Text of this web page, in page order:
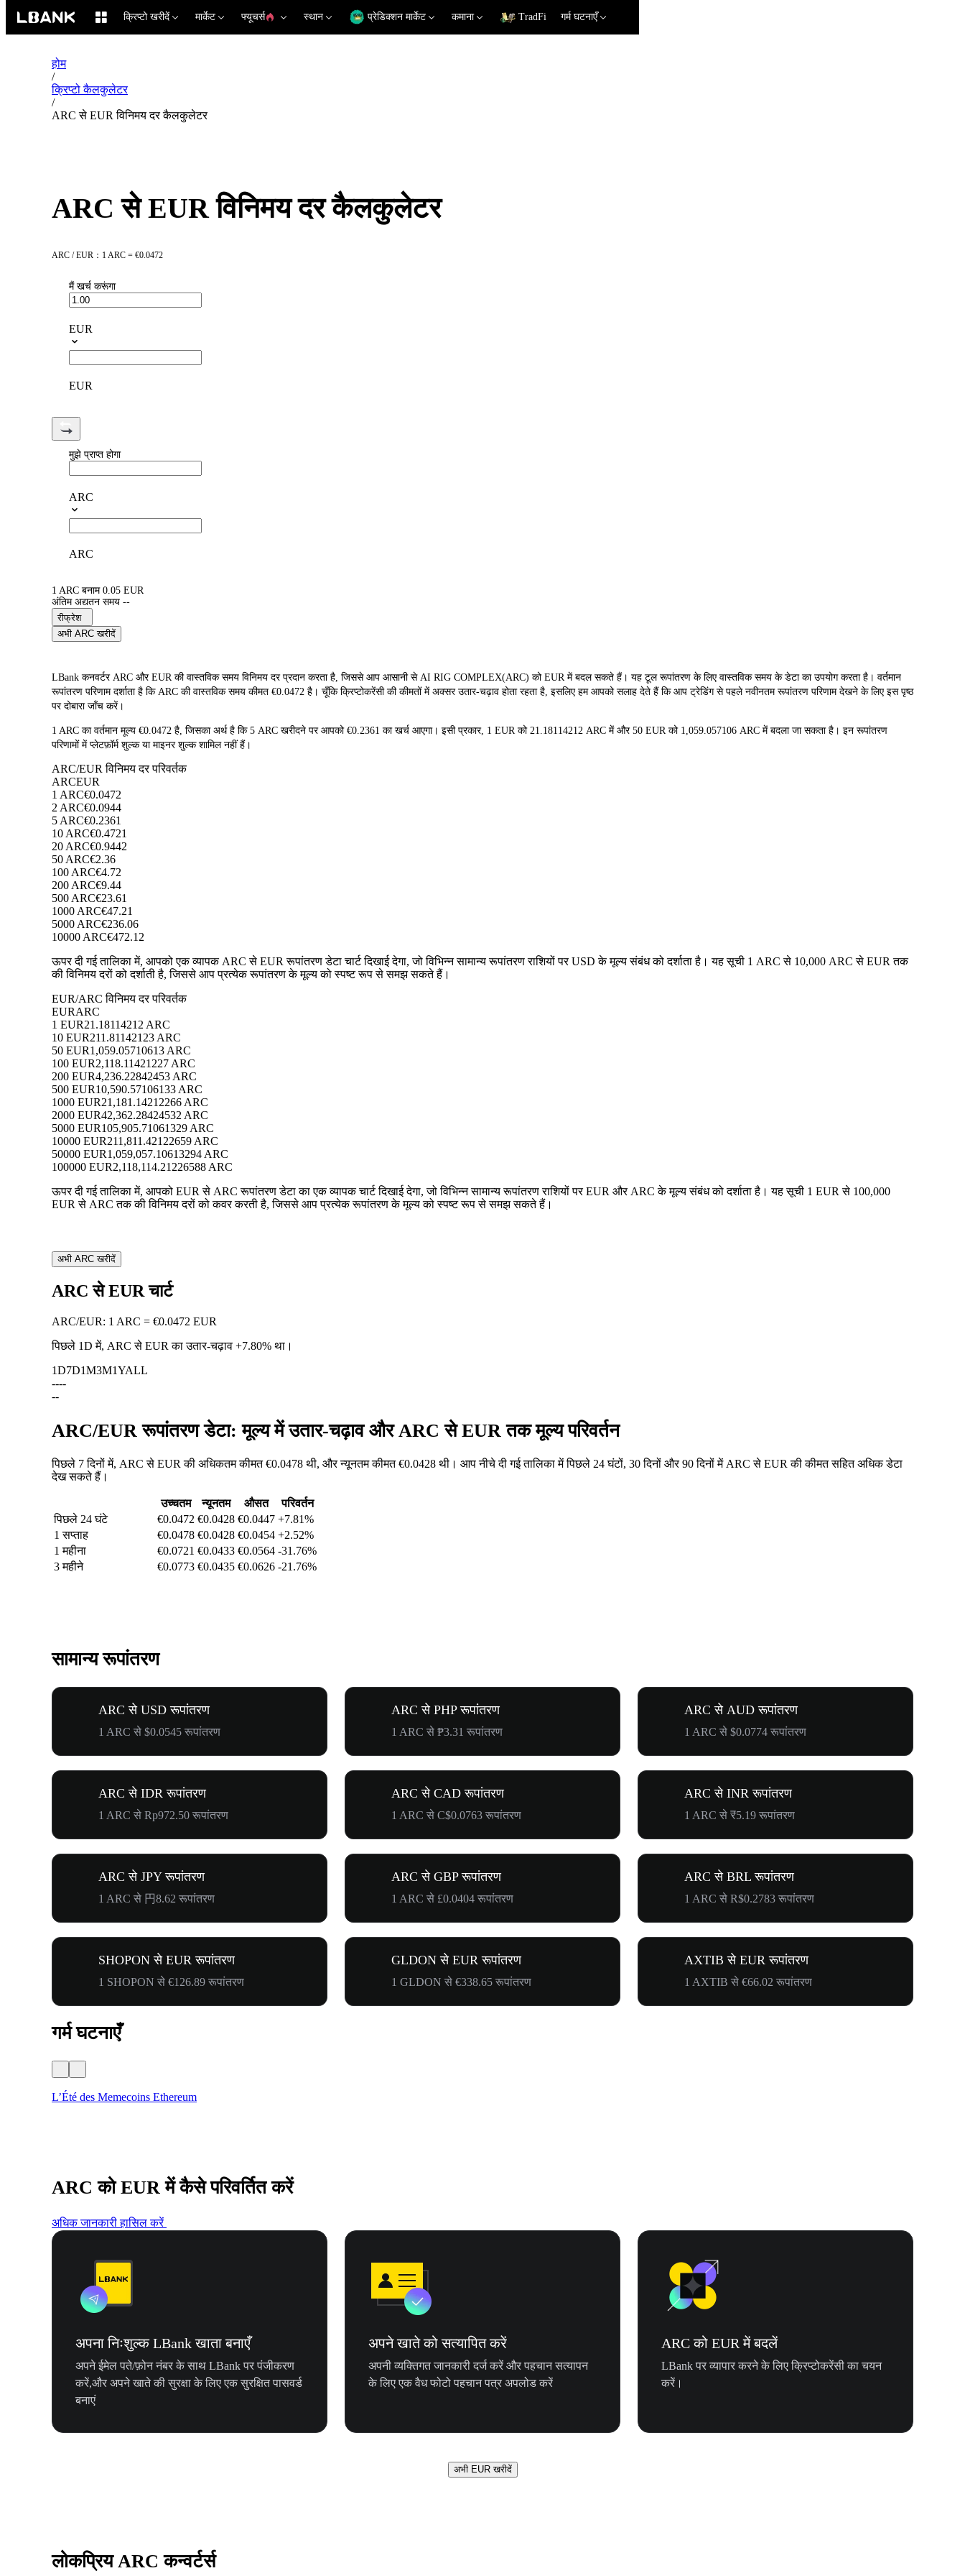
क्रिप्टो खरीदें मार्केट फ्यूचर्स स्थान प्रेडिक्शन मार्केट कमाना TradFi गर्म घटनाएँ
होम
/
क्रिप्टो कैलकुलेटर
/
ARC से EUR विनिमय दर कैलकुलेटर
ARC से EUR विनिमय दर कैलकुलेटर
ARC / EUR：1 ARC = €0.0472
मैं खर्च करूंगा
EUR
EUR
मुझे प्राप्त होगा
ARC
ARC
1 ARC बनाम 0.05 EUR
अंतिम अद्यतन समय --
रीफ्रेश
अभी ARC खरीदें
LBank कनवर्टर ARC और EUR की वास्तविक समय विनिमय दर प्रदान करता है, जिससे आप आसानी से AI RIG COMPLEX(ARC) को EUR में बदल सकते हैं। यह टूल रूपांतरण के लिए वास्तविक समय के डेटा का उपयोग करता है। वर्तमान
रूपांतरण परिणाम दर्शाता है कि ARC की वास्तविक समय कीमत €0.0472 है। चूँकि क्रिप्टोकरेंसी की कीमतों में अक्सर उतार-चढ़ाव होता रहता है, इसलिए हम आपको सलाह देते हैं कि आप ट्रेडिंग से पहले नवीनतम रूपांतरण परिणाम देखने के लिए इस पृष्ठ
पर दोबारा जाँच करें।
1 ARC का वर्तमान मूल्य €0.0472 है, जिसका अर्थ है कि 5 ARC खरीदने पर आपको €0.2361 का खर्च आएगा। इसी प्रकार, 1 EUR को 21.18114212 ARC में और 50 EUR को 1,059.057106 ARC में बदला जा सकता है। इन रूपांतरण
परिणामों में प्लेटफ़ॉर्म शुल्क या माइनर शुल्क शामिल नहीं हैं।
ARC/EUR विनिमय दर परिवर्तक
ARCEUR
1 ARC€0.0472
2 ARC€0.0944
5 ARC€0.2361
10 ARC€0.4721
20 ARC€0.9442
50 ARC€2.36
100 ARC€4.72
200 ARC€9.44
500 ARC€23.61
1000 ARC€47.21
5000 ARC€236.06
10000 ARC€472.12
ऊपर दी गई तालिका में, आपको एक व्यापक ARC से EUR रूपांतरण डेटा चार्ट दिखाई देगा, जो विभिन्न सामान्य रूपांतरण राशियों पर USD के मूल्य संबंध को दर्शाता है। यह सूची 1 ARC से 10,000 ARC से EUR तक
की विनिमय दरों को दर्शाती है, जिससे आप प्रत्येक रूपांतरण के मूल्य को स्पष्ट रूप से समझ सकते हैं।
EUR/ARC विनिमय दर परिवर्तक
EURARC
1 EUR21.18114212 ARC
10 EUR211.81142123 ARC
50 EUR1,059.05710613 ARC
100 EUR2,118.11421227 ARC
200 EUR4,236.22842453 ARC
500 EUR10,590.57106133 ARC
1000 EUR21,181.14212266 ARC
2000 EUR42,362.28424532 ARC
5000 EUR105,905.71061329 ARC
10000 EUR211,811.42122659 ARC
50000 EUR1,059,057.10613294 ARC
100000 EUR2,118,114.21226588 ARC
ऊपर दी गई तालिका में, आपको EUR से ARC रूपांतरण डेटा का एक व्यापक चार्ट दिखाई देगा, जो विभिन्न सामान्य रूपांतरण राशियों पर EUR और ARC के मूल्य संबंध को दर्शाता है। यह सूची 1 EUR से 100,000
EUR से ARC तक की विनिमय दरों को कवर करती है, जिससे आप प्रत्येक रूपांतरण के मूल्य को स्पष्ट रूप से समझ सकते हैं।
अभी ARC खरीदें
ARC से EUR चार्ट
ARC/EUR: 1 ARC = €0.0472 EUR
पिछले 1D में, ARC से EUR का उतार-चढ़ाव +7.80% था।
1D7D1M3M1YALL
----
--
ARC/EUR रूपांतरण डेटा: मूल्य में उतार-चढ़ाव और ARC से EUR तक मूल्य परिवर्तन
पिछले 7 दिनों में, ARC से EUR की अधिकतम कीमत €0.0478 थी, और न्यूनतम कीमत €0.0428 थी। आप नीचे दी गई तालिका में पिछले 24 घंटों, 30 दिनों और 90 दिनों में ARC से EUR की कीमत सहित अधिक डेटा
देख सकते हैं।
उच्चतम न्यूनतम औसत
परिवर्तन
पिछले 24 घंटे
€0.0472 €0.0428 €0.0447 +7.81%
1 सप्ताह
€0.0478 €0.0428 €0.0454 +2.52%
1 महीना
€0.0721 €0.0433 €0.0564 -31.76%
3 महीने
€0.0773 €0.0435 €0.0626 -21.76%
सामान्य रूपांतरण
ARC से USD रूपांतरण
1 ARC से $0.0545 रूपांतरण
ARC से PHP रूपांतरण
1 ARC से ₱3.31 रूपांतरण
ARC से AUD रूपांतरण
1 ARC से $0.0774 रूपांतरण
ARC से IDR रूपांतरण
1 ARC से Rp972.50 रूपांतरण
ARC से CAD रूपांतरण
1 ARC से C$0.0763 रूपांतरण
ARC से INR रूपांतरण
1 ARC से ₹5.19 रूपांतरण
ARC से JPY रूपांतरण
1 ARC से 円8.62 रूपांतरण
ARC से GBP रूपांतरण
1 ARC से £0.0404 रूपांतरण
ARC से BRL रूपांतरण
1 ARC से R$0.2783 रूपांतरण
SHOPON से EUR रूपांतरण
1 SHOPON से €126.89 रूपांतरण
GLDON से EUR रूपांतरण
1 GLDON से €338.65 रूपांतरण
AXTIB से EUR रूपांतरण
1 AXTIB से €66.02 रूपांतरण
गर्म घटनाएँ
L’Été des Memecoins Ethereum
ARC को EUR में कैसे परिवर्तित करें
अधिक जानकारी हासिल करें
अपना निःशुल्क LBank खाता बनाएँ
अपने ईमेल पते/फ़ोन नंबर के साथ LBank पर पंजीकरण
करें,और अपने खाते की सुरक्षा के लिए एक सुरक्षित पासवर्ड
बनाएं
अपने खाते को सत्यापित करें
अपनी व्यक्तिगत जानकारी दर्ज करें और पहचान सत्यापन
के लिए एक वैध फोटो पहचान पत्र अपलोड करें
ARC को EUR में बदलें
LBank पर व्यापार करने के लिए क्रिप्टोकरेंसी का चयन
करें।
अभी EUR खरीदें
लोकप्रिय ARC कन्वर्टर्स